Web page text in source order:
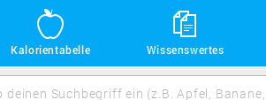
Kalorientabelle Wissenswertes